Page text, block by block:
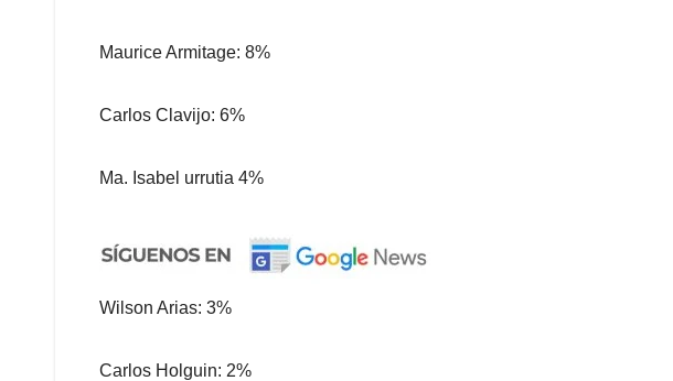
Maurice Armitage: 8%
Carlos Clavijo: 6%
Ma. Isabel urrutia 4%
Wilson Arias: 3%
Carlos Holguin: 2%